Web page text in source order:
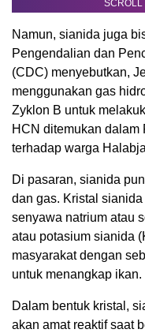
SCROLL
Namun, sianida juga
Pengendalian dan
(CDC) menyebutkan,
menggunakan gas
Zyklon B untuk
HCN ditemukan dalam
terhadap warga
Di pasaran, sianida
dan gas. Kristal
senyawa natrium atau
atau potasium sianida
masyarakat dengan
untuk menangkap ikan.
Dalam bentuk kristal,
akan amat reaktif saat